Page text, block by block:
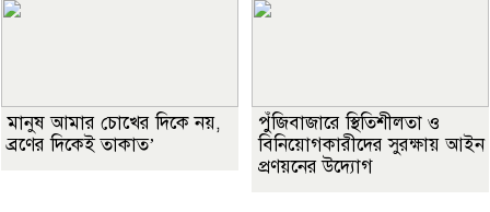
মানুষ আমার চোখের দিকে নয়,
ব্রণের দিকেই তাকাত’
পুঁজিবাজারে স্থিতিশীলতা ও
বিনিয়োগকারীদের সুরক্ষায় আইন
প্রণয়নের উদ্যোগ